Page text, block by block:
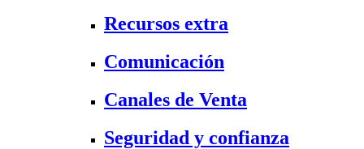
Recursos extra
Comunicación
Canales de Venta
Seguridad y confianza